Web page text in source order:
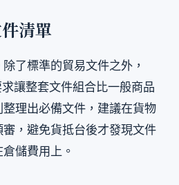
清單
了標準的貿易文件之外，
讓整套文件組合比一般商品
理出必備文件，建議在貨物
，避免貨抵台後才發現文件
儲費用上。